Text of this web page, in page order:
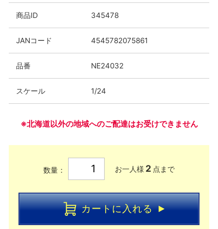
商品ID 345478
JANコード 4545782075861
品番 NE24032
スケール 1/24
※北海道以外の地域へのご配達はお受けできません
数量： お一人様 2 点まで
カートに入れる